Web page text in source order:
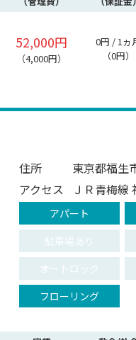
52,000円
（4,000円）
0円 / 1ヵ
（0円）
住所
東京都福生
アクセス
ＪＲ青梅線
アパート
駐車場あり
オートロック
フローリング